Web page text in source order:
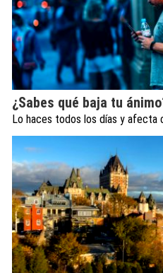
¿Sabes qué baja tu
Lo haces todos los días y afecta